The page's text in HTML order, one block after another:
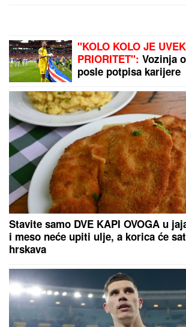
KAMION SA
PUTARE! Detalji
kod Šapca: Radili na
puta, NIJE IM BILO